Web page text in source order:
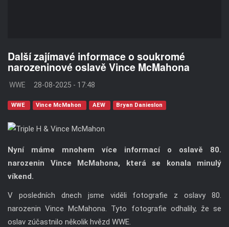
Další zajímavé informace o soukromé
narozeninové oslavě Vince McMahona
WWE 28-08-2025 - 17:48
WWE Vince McMahon AEW Bryan Danieslon
Nyní máme mnohem více informací o oslavě 80.
narozenin Vince McMahona, která se konala minulý
víkend.
V posledních dnech jsme viděli fotografie z oslavy 80.
narozenin Vince McMahona. Tyto fotografie odhalily, že se
oslav zúčastnilo několik hvězd WWE.